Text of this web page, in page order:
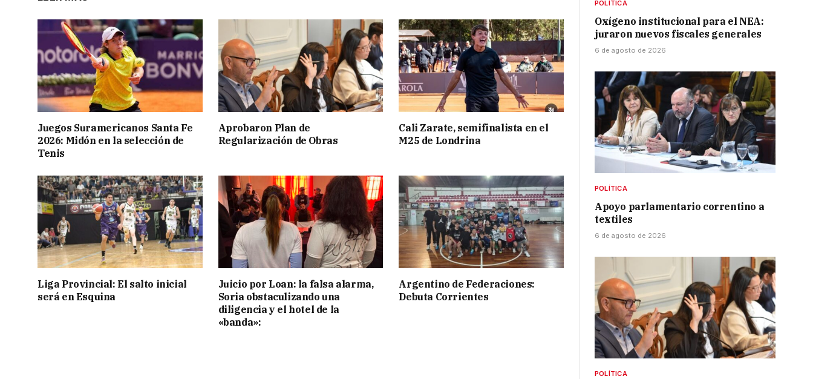
Juegos Suramericanos Santa Fe
2026: Midón en la selección de
Tenis
Aprobaron Plan de
Regularización de Obras
Cali Zarate, semifinalista en el
M25 de Londrina
Liga Provincial: El salto inicial
será en Esquina
Juicio por Loan: la falsa alarma,
Soria obstaculizando una
diligencia y el hotel de la
«banda»:
Argentino de Federaciones:
Debuta Corrientes
POLÍTICA
Oxígeno institucional para el NEA:
juraron nuevos fiscales generales
6 de agosto de 2026
POLÍTICA
Apoyo parlamentario correntino a
textiles
6 de agosto de 2026
POLÍTICA